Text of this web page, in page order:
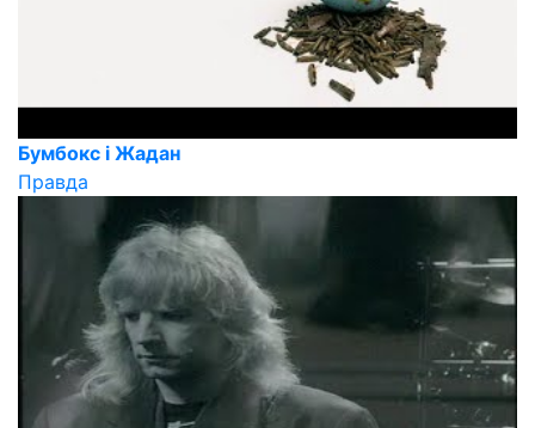
Бумбокс і Жадан
Правда